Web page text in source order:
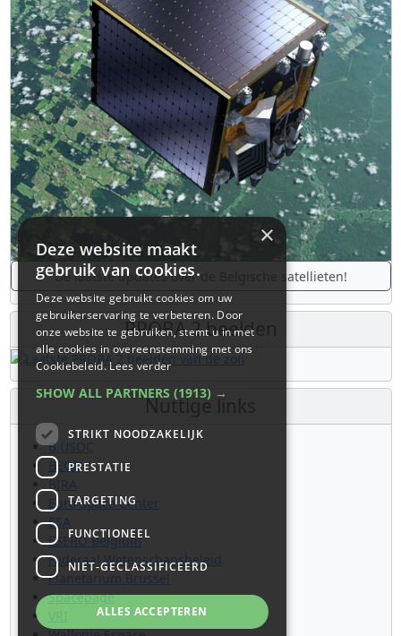
De laatste updates over de Belgische satellieten!
PROBA 2 beelden
Nuttige links
B.USOC
BEOP
BIRA
Euro Space Center
ESA
ESERO Belgium
Federaal Wetenschapsbeleid
Planetarium Brussel
Spacepage
VRI
×
Deze website maakt
gebruik van cookies.
Deze website gebruikt cookies om uw
gebruikerservaring te verbeteren. Door
onze website te gebruiken, stemt u in met
alle cookies in overeenstemming met ons
Cookiebeleid.Lees verder
SHOW ALL PARTNERS (1913) →
STRIKT NOODZAKELIJK
PRESTATIE
TARGETING
FUNCTIONEEL
NIET-GECLASSIFICEERD
ALLES ACCEPTEREN